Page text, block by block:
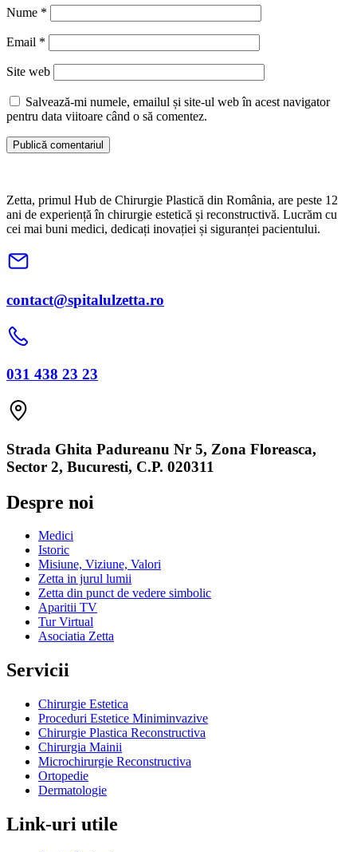
Nume *
Email *
Site web
Salvează-mi numele, emailul și site-ul web în acest navigator
pentru data viitoare când o să comentez.
Zetta, primul Hub de Chirurgie Plastică din România, are peste 12
ani de experiență în chirurgie estetică și reconstructivă. Lucrăm cu
cei mai buni medici, dedicați inovației și siguranței pacientului.
contact@spitalulzetta.ro
031 438 23 23
Strada Ghita Padureanu Nr 5, Zona Floreasca,
Sector 2, Bucuresti, C.P. 020311
Despre noi
Medici
Istoric
Misiune, Viziune, Valori
Zetta in jurul lumii
Zetta din punct de vedere simbolic
Aparitii TV
Tur Virtual
Asociatia Zetta
Servicii
Chirurgie Estetica
Proceduri Estetice Miniminvazive
Chirurgie Plastica Reconstructiva
Chirurgia Mainii
Microchirurgie Reconstructiva
Ortopedie
Dermatologie
Link-uri utile